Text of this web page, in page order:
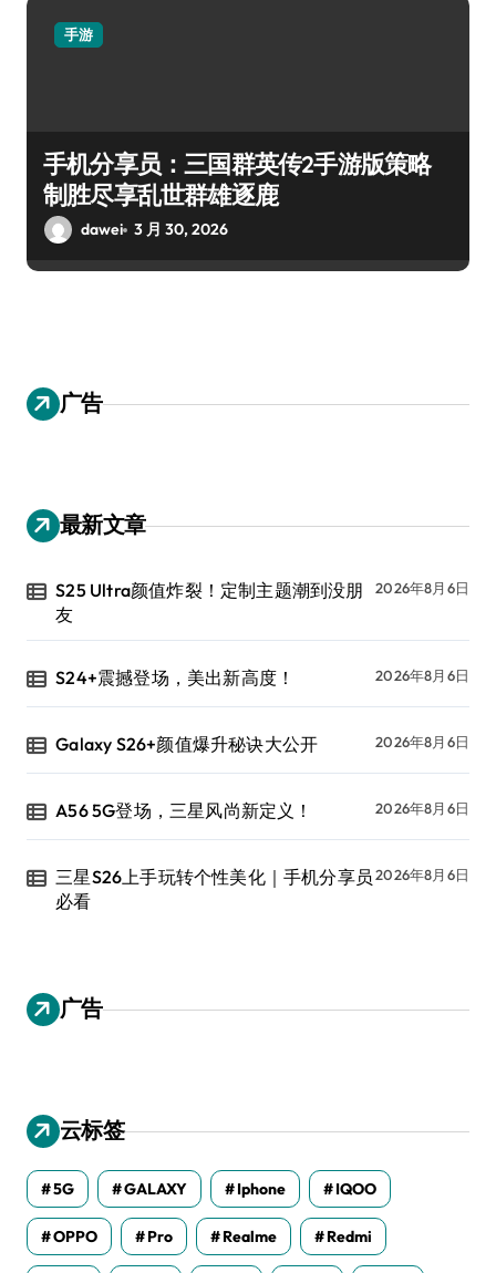
手游
手机分享员：三国群英传2手游版策略
制胜尽享乱世群雄逐鹿
dawei 3 月 30, 2026
广告
最新文章
S25 Ultra颜值炸裂！定制主题潮到没朋
友
2026年8月6日
S24+震撼登场，美出新高度！ 2026年8月6日
Galaxy S26+颜值爆升秘诀大公开 2026年8月6日
A56 5G登场，三星风尚新定义！ 2026年8月6日
三星S26上手玩转个性美化｜手机分享员
必看
2026年8月6日
广告
云标签
5G GALAXY Iphone IQOO
OPPO Pro Realme Redmi